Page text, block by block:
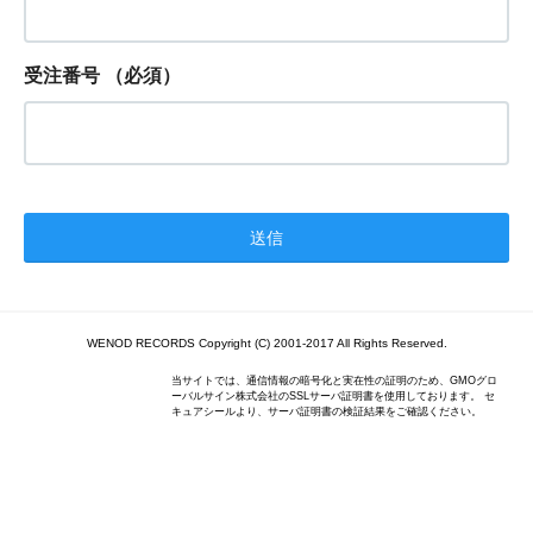
受注番号 （必須）
WENOD RECORDS Copyright (C) 2001-2017 All Rights Reserved.
当サイトでは、通信情報の暗号化と実在性の証明のため、GMOグロ
ーバルサイン株式会社のSSLサーバ証明書を使用しております。 セ
キュアシールより、サーバ証明書の検証結果をご確認ください。